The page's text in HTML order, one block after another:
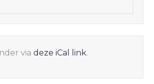
viadeze iCal link.